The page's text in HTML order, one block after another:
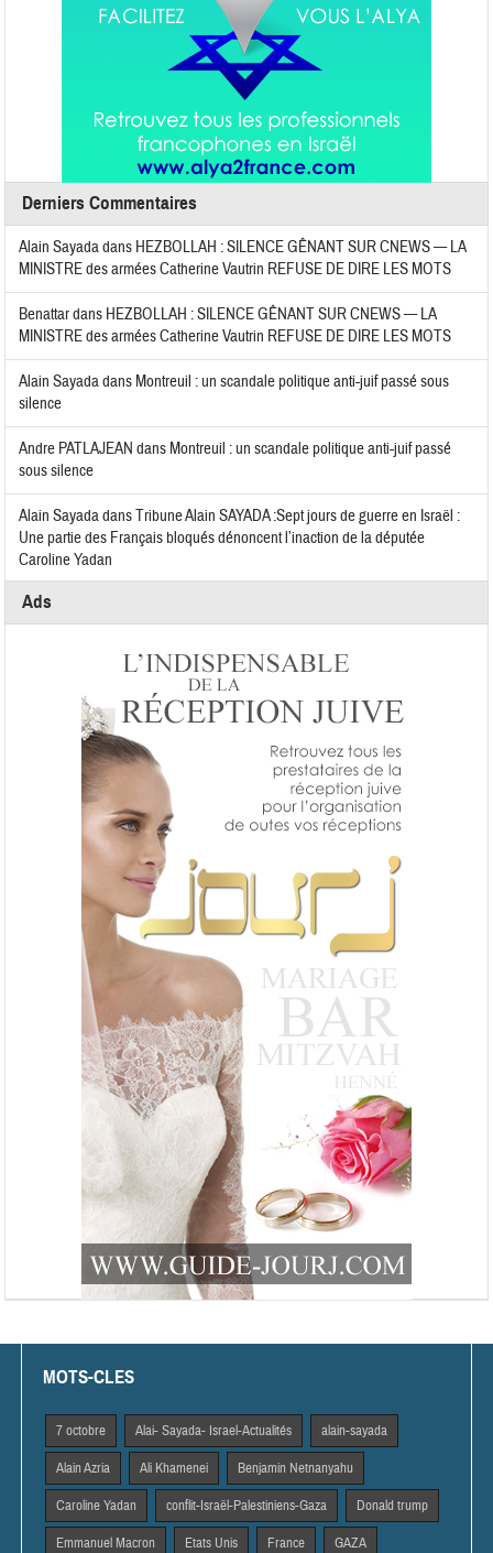
Derniers Commentaires
Alain Sayadadans HEZBOLLAH : SILENCE GÊNANT SUR CNEWS — LA
MINISTRE des armées Catherine Vautrin REFUSE DE DIRE LES MOTS
Benattardans HEZBOLLAH : SILENCE GÊNANT SUR CNEWS — LA
MINISTRE des armées Catherine Vautrin REFUSE DE DIRE LES MOTS
Alain Sayadadans Montreuil : un scandale politique anti-juif passé sous
silence
Andre PATLAJEAN dans Montreuil : un scandale politique anti-juif passé
sous silence
Alain SayadadansTribune Alain SAYADA :Sept jours de guerre en Israël :
Une partie des Français bloqués dénoncent l’inaction de la députée
Caroline Yadan
Ads
MOTS-CLES
7 octobre Alai- Sayada- Israel-Actualités alain-sayada
Alain Azria Ali Khamenei Benjamin Netnanyahu
Caroline Yadan conflit-Israël-Palestiniens-Gaza Donald trump
Emmanuel Macron Etats Unis France GAZA